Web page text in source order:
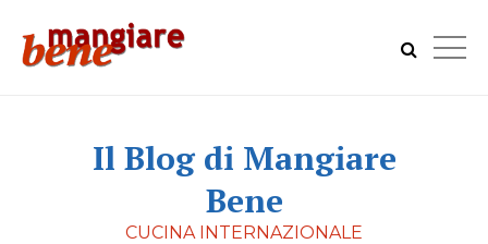
Il Blog di Mangiare
Bene
CUCINA INTERNAZIONALE